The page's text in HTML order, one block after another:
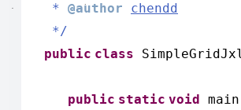
* @author
chendd
*/
public class
public static void